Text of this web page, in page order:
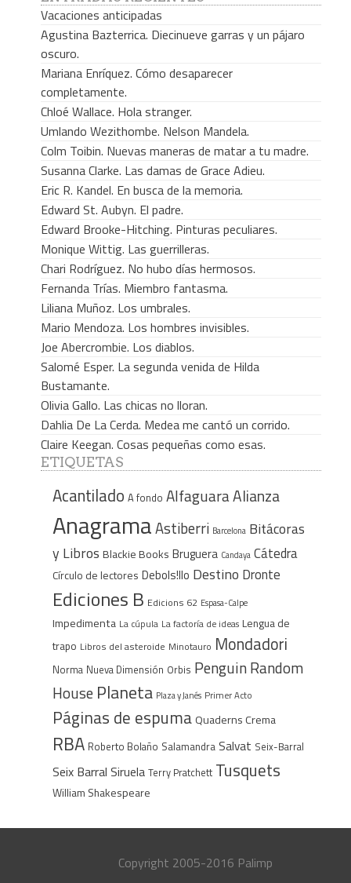
Vacaciones anticipadas
Agustina Bazterrica. Diecinueve garras y un pájaro
oscuro.
Mariana Enríquez. Cómo desaparecer
completamente.
Chloé Wallace. Hola stranger.
Umlando Wezithombe. Nelson Mandela.
Colm Toibin. Nuevas maneras de matar a tu madre.
Susanna Clarke. Las damas de Grace Adieu.
Eric R. Kandel. En busca de la memoria.
Edward St. Aubyn. El padre.
Edward Brooke-Hitching. Pinturas peculiares.
Monique Wittig. Las guerrilleras.
Chari Rodríguez. No hubo días hermosos.
Fernanda Trías. Miembro fantasma.
Liliana Muñoz. Los umbrales.
Mario Mendoza. Los hombres invisibles.
Joe Abercrombie. Los diablos.
Salomé Esper. La segunda venida de Hilda
Bustamante.
Olivia Gallo. Las chicas no lloran.
Dahlia De La Cerda. Medea me cantó un corrido.
Claire Keegan. Cosas pequeñas como esas.
ETIQUETAS
Acantilado A fondo AlfaguaraAlianza
AnagramaAstiberri Barcelona Bitácoras
y Libros Blackie Books Bruguera Candaya Cátedra
Círculo de lectores Debols!llo Destino Dronte
Ediciones B Edicions 62 Espasa-Calpe
Impedimenta La cúpula La factoría de ideas Lengua de
trapo Libros del asteroide Minotauro Mondadori
Norma Nueva Dimensión Orbis Penguin Random
House Planeta Plaza y Janés Primer Acto
Páginas de espumaQuaderns Crema
RBA Roberto Bolaño Salamandra Salvat Seix-Barral
Seix Barral Siruela Terry Pratchett Tusquets
William Shakespeare
Copyright 2005-2016 Palimp